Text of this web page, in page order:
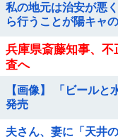
私の地元は治安が悪
ら行うことが陽キャ
兵庫県斎藤知事、不
査へ
【画像】 「ビールと
発売
夫さん、妻に「天井